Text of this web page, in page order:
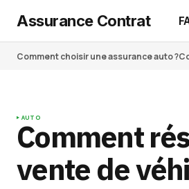
Assurance Contrat
Comment choisir une assurance auto ?
AUTO
Comment
vente de